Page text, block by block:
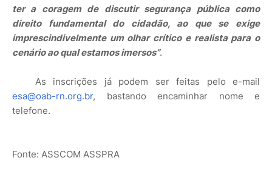
ter a coragem de discutir segurança pública como
direito fundamental do cidadão, ao que se exige
imprescindivelmente um olhar crítico e realista para o
cenário ao qual estamos imersos”.
As inscrições já podem ser feitas pelo e-mail
esa@oab-rn.org.br, bastando encaminhar nome e
telefone.
Fonte: ASSCOM ASSPRA